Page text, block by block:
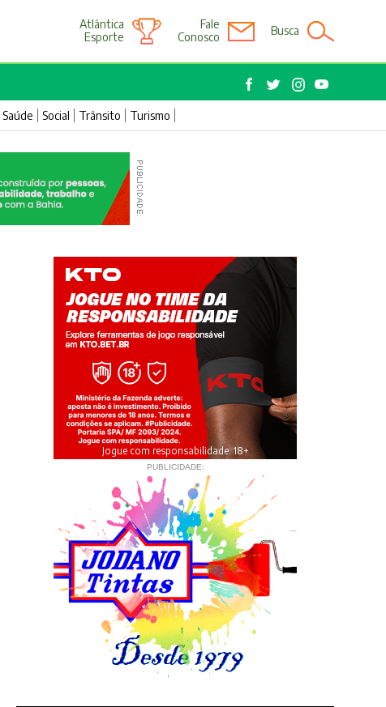
Atlântica
Esporte
Fale
Conosco
Busca
Saúde Social Trânsito Turismo
Jogue com responsabilidade. 18+
PUBLICIDADE: